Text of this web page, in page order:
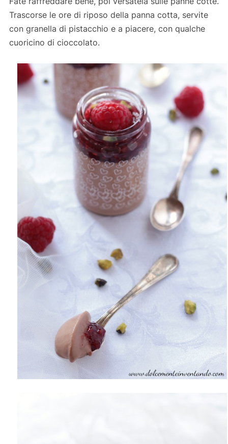
Trascorse le ore di riposo della panna cotta, servite
con granella di pistacchio e a piacere, con qualche
cuoricino di cioccolato.